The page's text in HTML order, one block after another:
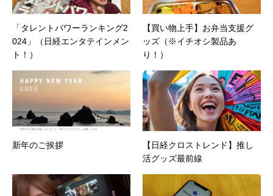
「タレントパワーランキング2
024」（日経エンタテインメン
ト！）
【買い物上手】お弁当支援グ
ッズ（※イチオシ製品あ
り！）
新年のご挨拶
【日経クロストレンド】推し
活グッズ最前線